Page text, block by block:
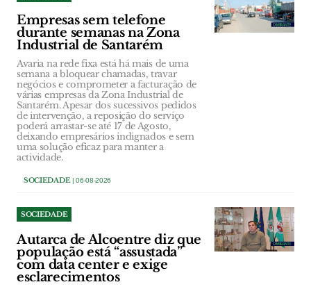
Empresas sem telefone
durante semanas na Zona
Industrial de Santarém
Avaria na rede fixa está há mais de uma
semana a bloquear chamadas, travar
negócios e comprometer a facturação de
várias empresas da Zona Industrial de
Santarém. Apesar dos sucessivos pedidos
de intervenção, a reposição do serviço
poderá arrastar-se até 17 de Agosto,
deixando empresários indignados e sem
uma solução eficaz para manter a
actividade.
SOCIEDADE| 06-08-2026
SOCIEDADE
Autarca de Alcoentre diz que
população está “assustada”
com data center e exige
esclarecimentos